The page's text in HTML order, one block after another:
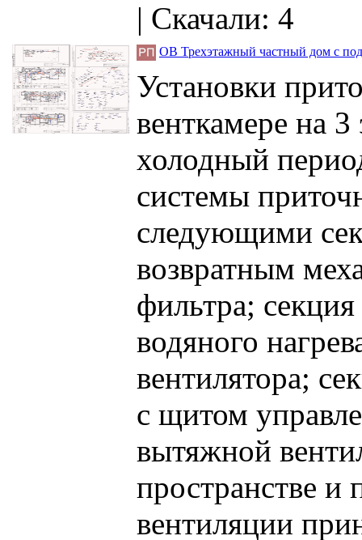
| Скачали: 4
ОВ Трехэтажный частный дом с
Установки
венткамере на
холодный
системы
следующими
возвратным
фильтра;
водяного
вентилятора;
с щитом
вытяжной
пространстве и
вентиляции